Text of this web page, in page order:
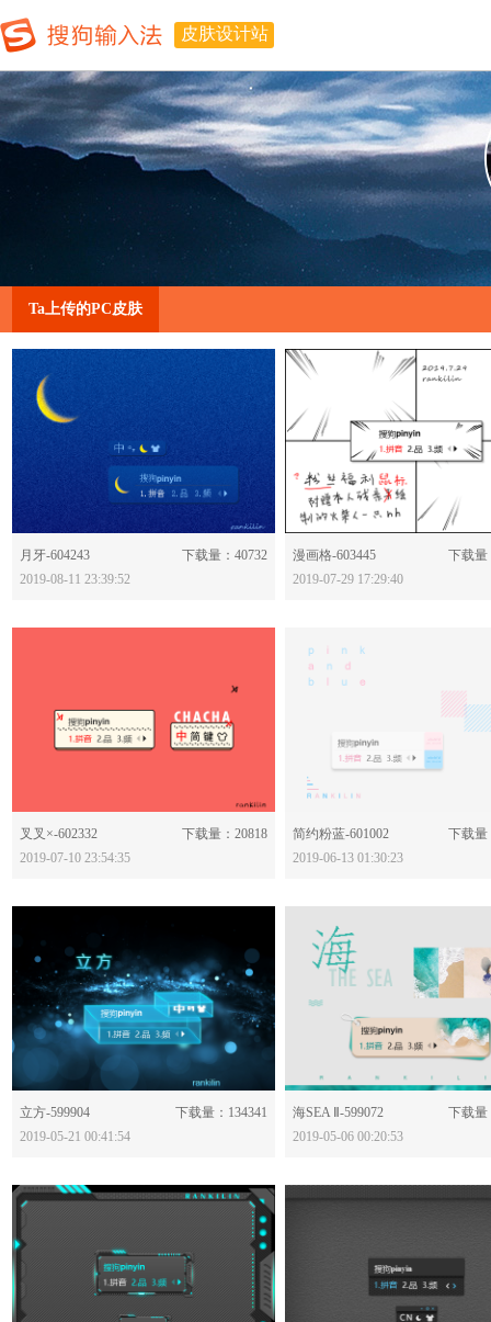
皮肤设计站
Ta上传的PC皮肤
月牙-604243
下载量：40732
2019-08-11 23:39:52
漫画格-603445
下载量
2019-07-29 17:29:40
叉叉×-602332
下载量：20818
2019-07-10 23:54:35
分享：
简约粉蓝-601002
下载量
2019-06-13 01:30:23
立方-599904
下载量：134341
2019-05-21 00:41:54
分享：
海SEA Ⅱ-599072
下载量
2019-05-06 00:20:53